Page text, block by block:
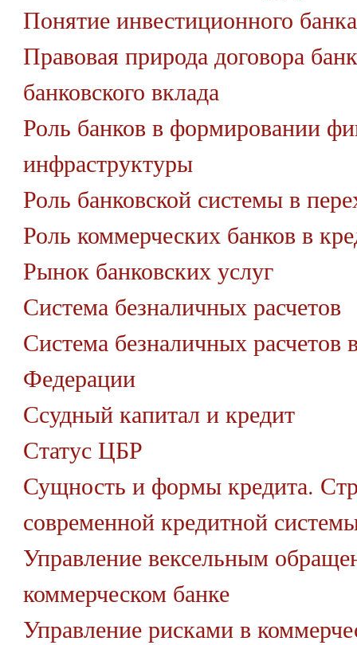
Понятие инвестиционного банка
Правовая природа договора
банковского вклада
Роль банков в формировании
инфраструктуры
Роль банковской системы в
Роль коммерческих банков в
Рынок банковских услуг
Система безналичных расчетов
Система безналичных расчетов
Федерации
Ссудный капитал и кредит
Статус ЦБР
Сущность и формы кредита.
современной кредитной
Управление вексельным
коммерческом банке
Управление рисками в